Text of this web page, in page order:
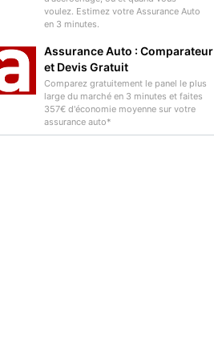
voulez. Estimez votre Assurance Auto
en 3 minutes.
Assurance Auto : Comparateur
et Devis Gratuit
Comparez gratuitement le panel le plus
large du marché en 3 minutes et faites
357€ d'économie moyenne sur votre
assurance auto*